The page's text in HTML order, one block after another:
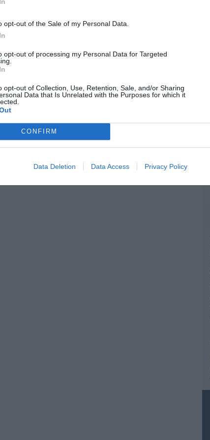
opt-out of the Sale of my Personal Data.
opt-out of processing my Personal Data for Targeted
opt-out of Collection, Use, Retention, Sale, and/or Sharing
Data that Is Unrelated with the Purposes for which it
CONFIRM
Data Deletion Data Access Privacy Policy
de la oposición, pero los venezolanos
Corina
logro del ministro Puente: los usuarios de
velocidad caen un 15,5% hasta junio
07/08/26 12:37
en la muy ‘woke’ ciudad de
destrozan una imagen de la Virgen